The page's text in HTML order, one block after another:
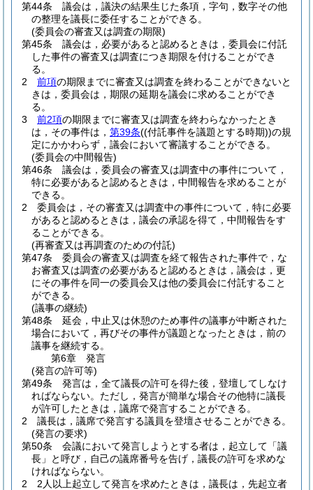
第44条
議会は，議決の結果生じた条項，字句，数字その他
の整理を議長に委任することができる。
(委員会の審査又は調査の期限)
第45条
議会は，必要があると認めるときは，委員会に付託
した事件の審査又は調査につき期限を付けることができ
る。
2
前項の期限までに審査又は調査を終わることができないと
きは，委員会は，期限の延期を議会に求めることができ
る。
3
前2項の期限までに審査又は調査を終わらなかったとき
は，その事件は， 第39条((付託事件を議題とする時期))の規
定にかかわらず，議会において審議することができる。
(委員会の中間報告)
第46条
議会は，委員会の審査又は調査中の事件について，
特に必要があると認めるときは，中間報告を求めることが
できる。
2
委員会は，その審査又は調査中の事件について，特に必要
があると認めるときは，議会の承認を得て，中間報告をす
ることができる。
(再審査又は再調査のための付託)
第47条
委員会の審査又は調査を経て報告された事件で，な
お審査又は調査の必要があると認めるときは，議会は，更
にその事件を同一の委員会又は他の委員会に付託すること
ができる。
(議事の継続)
第48条
延会，中止又は休憩のため事件の議事が中断された
場合において，再びその事件が議題となったときは，前の
議事を継続する。
第6章
発言
(発言の許可等)
第49条
発言は，全て議長の許可を得た後，登壇してしなけ
ればならない。 ただし，発言が簡単な場合その他特に議長
が許可したときは，議席で発言することができる。
2
議長は，議席で発言する議員を登壇させることができる。
(発言の要求)
第50条
会議において発言しようとする者は，起立して「議
長」と呼び，自己の議席番号を告げ，議長の許可を求めな
ければならない。
2
2人以上起立して発言を求めたときは，議長は，先起立者